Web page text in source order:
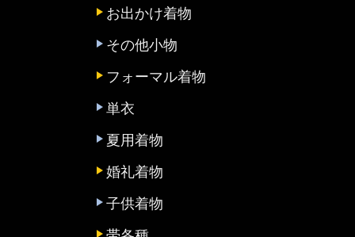
お出かけ着物
その他小物
フォーマル着物
単衣
夏用着物
婚礼着物
子供着物